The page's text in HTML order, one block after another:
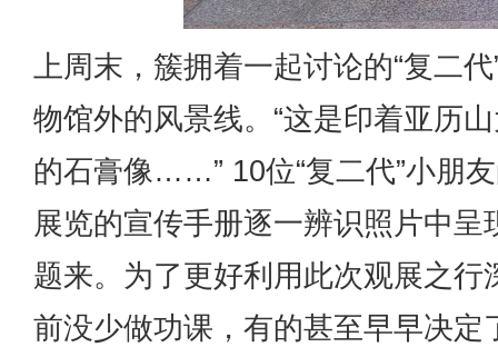
上周末，簇拥着一起讨论的“复二
物馆外的风景线。“这是印着亚历
的石膏像……” 10位“复二代”小朋
展览的宣传手册逐一辨识照片中
题来。为了更好利用此次观展之
前没少做功课，有的甚至早早决定